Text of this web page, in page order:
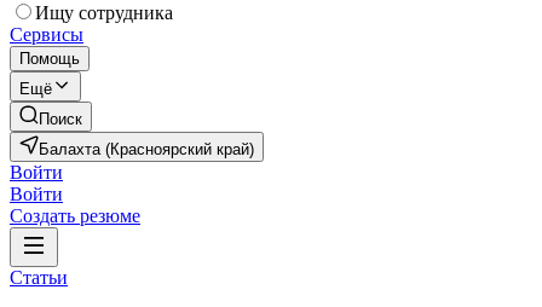
Ищу сотрудника
Сервисы
Помощь
Ещё
Поиск
Балахта (Красноярский край)
Войти
Войти
Создать резюме
Статьи